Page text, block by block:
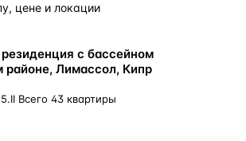
цене и локации
с бассейном
районе, Лимассол, Кипр
Всего 43 квартиры